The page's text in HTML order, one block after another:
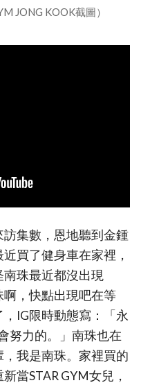
JONG KOOK截圖）
訪集數，恩地聽到金鍾
買了健身車在家裡，
珠最近都沒出現
，快點出現吧在等
IG限時動態寫：「永
努力的。」南珠也在
我是南珠。家裡買的
當STAR GYM女兒，